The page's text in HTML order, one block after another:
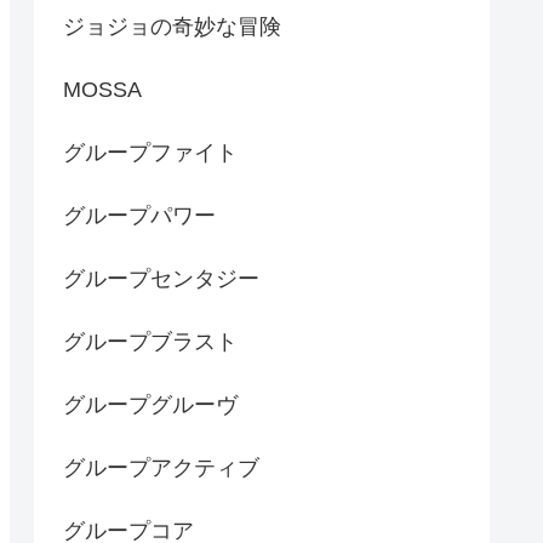
ジョジョの奇妙な冒険
MOSSA
グループファイト
グループパワー
グループセンタジー
グループブラスト
グループグルーヴ
グループアクティブ
グループコア